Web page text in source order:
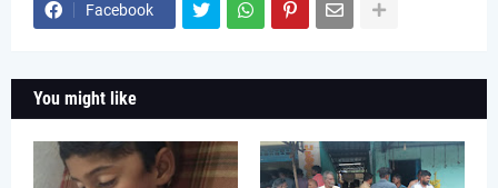
Facebook
You might like